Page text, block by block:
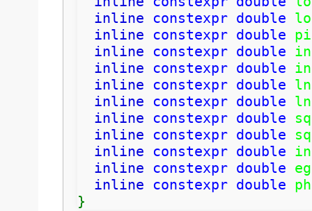
inline
constexpr double
inline
constexpr double
inline
constexpr double
inline
constexpr double
inline
constexpr double
inline
constexpr double
inline
constexpr double
inline
constexpr double
inline
constexpr double
inline
constexpr double
inline
constexpr double
}